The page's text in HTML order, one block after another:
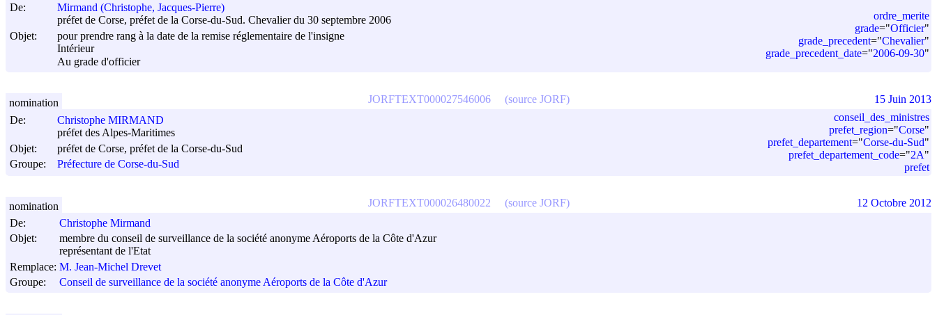
De:
Mirmand (Christophe, Jacques-Pierre)
préfet de Corse, préfet de la Corse-du-Sud. Chevalier du 30 septembre 2006
Objet:
pour prendre rang à la date de la remise réglementaire de l'insigne
Intérieur
Au grade d'officier
ordre_merite
grade="Officier"
grade_precedent="Chevalier"
grade_precedent_date="2006-09-30"
De:
Christophe MIRMAND
préfet des Alpes-Maritimes
Objet:
préfet de Corse, préfet de la Corse-du-Sud
Groupe:
Préfecture de Corse-du-Sud
conseil_des_ministres
prefet_region="Corse"
prefet_departement="Corse-du-Sud"
prefet_departement_code="2A"
prefet
JORFTEXT000027546006 (source JORF)
nomination 15 Juin 2013
De:
Christophe Mirmand
Objet:
membre du conseil de surveillance de la société anonyme Aéroports de la Côte d'Azur
représentant de l'Etat
Remplace: M. Jean-Michel Drevet
Groupe:
Conseil de surveillance de la société anonyme Aéroports de la Côte d'Azur
JORFTEXT000026480022 (source JORF)
nomination 12 Octobre 2012